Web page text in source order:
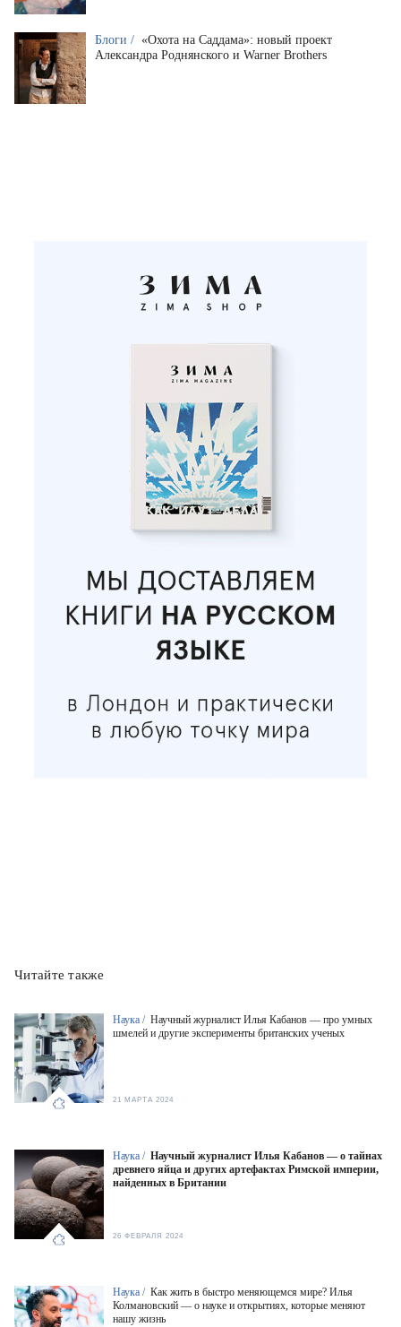
Блоги / «Охота на Саддама»: новый проект
Александра Роднянского и Warner Brothers
Читайте также
Наука / Научный журналист Илья Кабанов — про умных
шмелей и другие эксперименты британских ученых
21 МАРТА 2024
Наука / Научный журналист Илья Кабанов — о тайнах
древнего яйца и других артефактах Римской империи,
найденных в Британии
26 ФЕВРАЛЯ 2024
Наука / Как жить в быстро меняющемся мире? Илья
Колмановский — о науке и открытиях, которые меняют
нашу жизнь